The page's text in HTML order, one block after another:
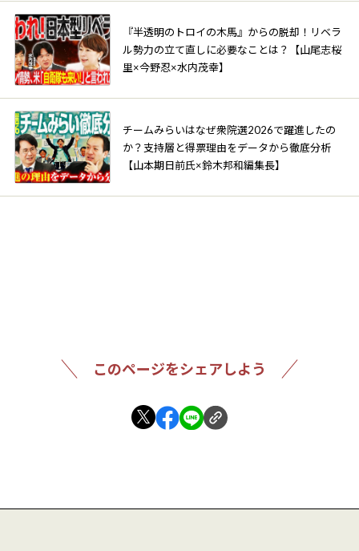
『半透明のトロイの木馬』からの脱却！リベラ
ル勢力の立て直しに必要なことは？【山尾志桜
里×今野忍×水内茂幸】
チームみらいはなぜ衆院選2026で躍進したの
か？支持層と得票理由をデータから徹底分析
【山本期日前氏×鈴木邦和編集長】
このページをシェアしよう